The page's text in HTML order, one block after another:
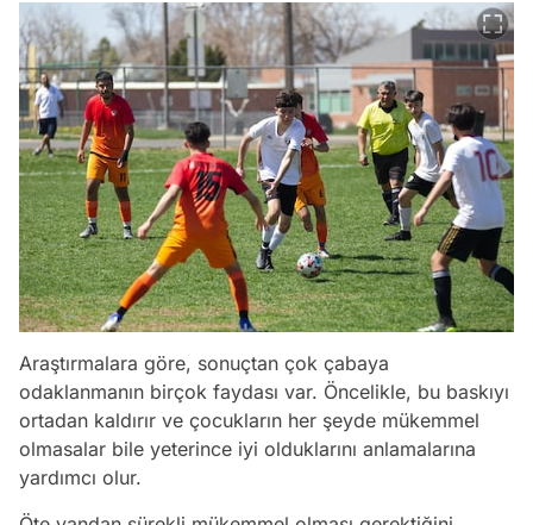
Araştırmalara göre, sonuçtan çok çabaya
odaklanmanın birçok faydası var. Öncelikle, bu baskıyı
ortadan kaldırır ve çocukların her şeyde mükemmel
olmasalar bile yeterince iyi olduklarını anlamalarına
yardımcı olur.